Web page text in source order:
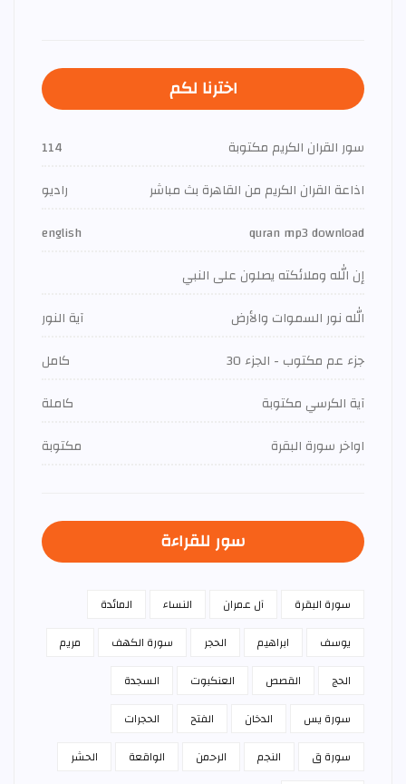
اخترنا لكم
سور القران الكريم مكتوبة
114
اذاعة القران الكريم من القاهرة بث مباشر
راديو
quran mp3 download
english
إن الله وملائكته يصلون على النبي
الله نور السموات والأرض
آية النور
جزء عم مكتوب - الجزء 30
كامل
آية الكرسي مكتوبة
كاملة
اواخر سورة البقرة
مكتوبة
سور للقراءة
سورة البقرة آل عمران النساء
المائدة
يوسف
ابراهيم الحجر سورة الكهف
مريم
الحج
القصص العنكبوت
السجدة
سورة يس
الدخان الفتح
الحجرات
سورة ق
النجم الرحمن الواقعة
الحشر